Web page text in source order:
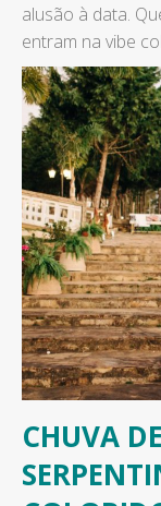
alusão à data.
entram na vibe
CHUVA DE